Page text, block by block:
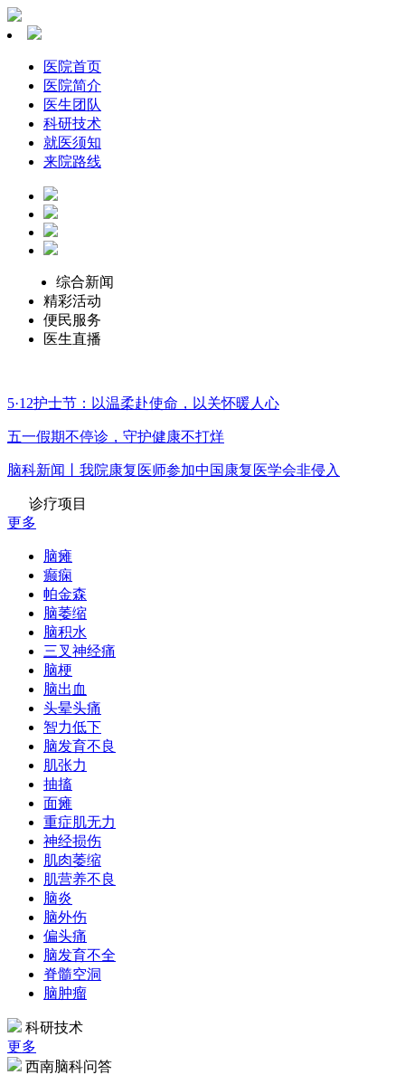
医院首页
医院简介
医生团队
科研技术
就医须知
来院路线
综合新闻
精彩活动
便民服务
医生直播
5·12护士节：以温柔赴使命，以关怀暖人心
五一假期不停诊，守护健康不打烊
脑科新闻丨我院康复医师参加中国康复医学会非侵入
诊疗项目
更多
脑瘫
癫痫
帕金森
脑萎缩
脑积水
三叉神经痛
脑梗
脑出血
头晕头痛
智力低下
脑发育不良
肌张力
抽搐
面瘫
重症肌无力
神经损伤
肌肉萎缩
肌营养不良
脑炎
脑外伤
偏头痛
脑发育不全
脊髓空洞
脑肿瘤
科研技术
更多
西南脑科问答